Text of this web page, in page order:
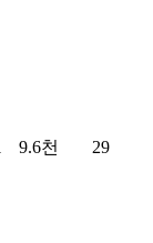
9.6천 29